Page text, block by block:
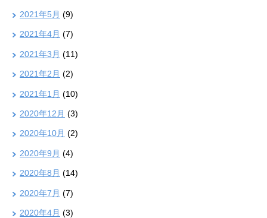
2021年5月 (9)
2021年4月 (7)
2021年3月 (11)
2021年2月 (2)
2021年1月 (10)
2020年12月 (3)
2020年10月 (2)
2020年9月 (4)
2020年8月 (14)
2020年7月 (7)
2020年4月 (3)